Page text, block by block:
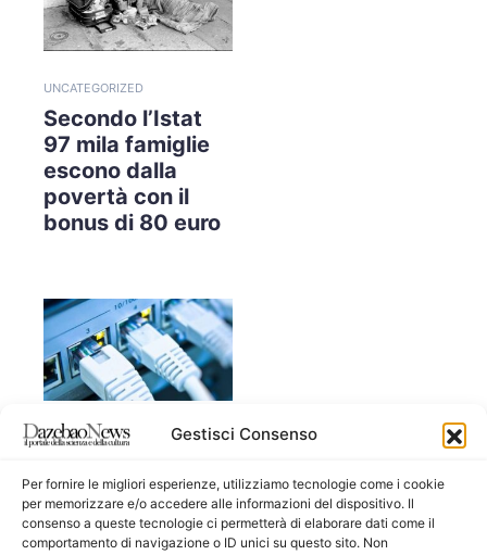
Gestisci Consenso
Per fornire le migliori esperienze, utilizziamo tecnologie come i cookie
per memorizzare e/o accedere alle informazioni del dispositivo. Il
consenso a queste tecnologie ci permetterà di elaborare dati come il
comportamento di navigazione o ID unici su questo sito. Non
UNCATEGORIZED
Secondo l’Istat
97 mila famiglie
escono dalla
povertà con il
bonus di 80 euro
POLITICA
presenta la bozza
della Carta dei
diritti su internet.